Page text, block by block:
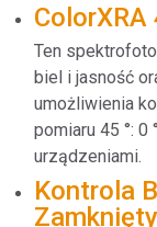
ColorXRA
Ten
biel i jasność
umożliwienia
pomiaru 45 °:
urządzeniami.
Kontrola